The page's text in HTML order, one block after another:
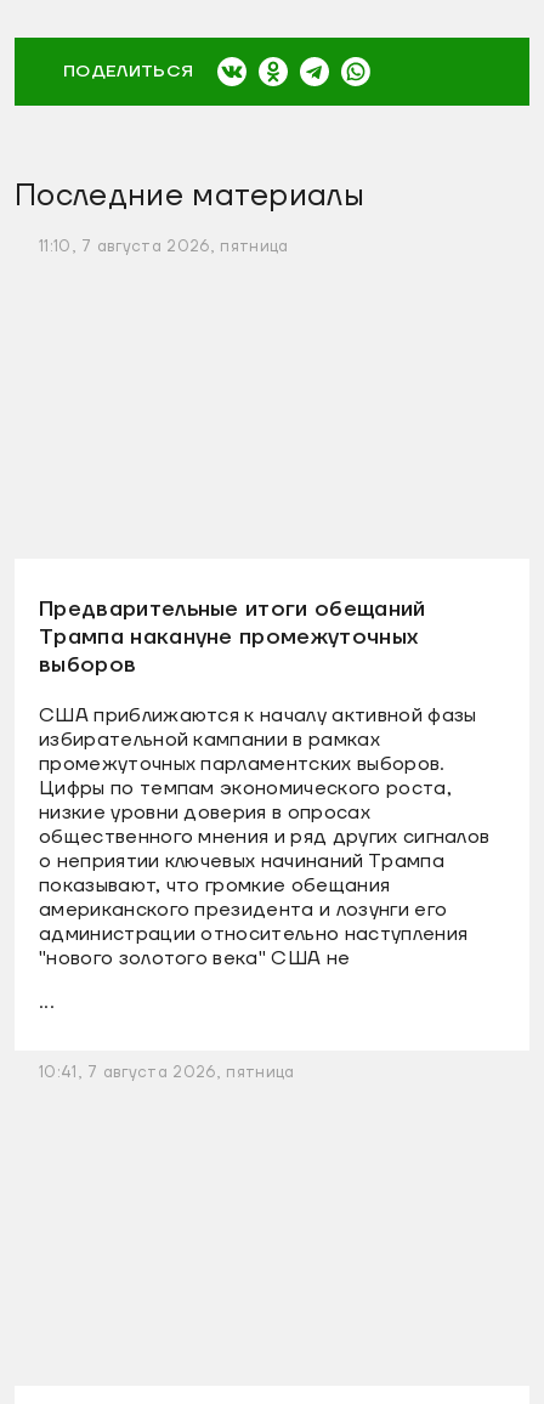
ПОДЕЛИТЬСЯ
Последние материалы
11:10, 7 августа 2026, пятница
Предварительные итоги обещаний
Трампа накануне промежуточных
выборов
США приближаются к началу активной фазы
избирательной кампании в рамках
промежуточных парламентских выборов.
Цифры по темпам экономического роста,
низкие уровни доверия в опросах
общественного мнения и ряд других сигналов
о неприятии ключевых начинаний Трампа
показывают, что громкие обещания
американского президента и лозунги его
администрации относительно наступления
"нового золотого века" США не
...
10:41, 7 августа 2026, пятница